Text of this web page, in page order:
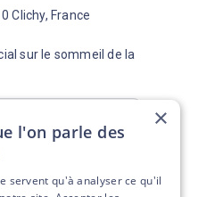
sur le sommeil de la
Clichy, France
×
l'on parle des
servent qu'à analyser ce qu'il